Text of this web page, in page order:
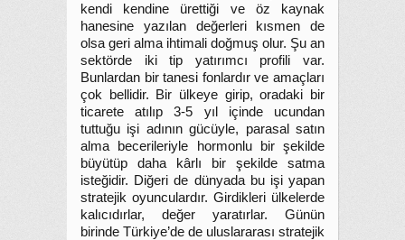
kendi kendine ürettiği ve öz kaynak
hanesine yazılan değerleri kısmen de
olsa geri alma ihtimali doğmuş olur. Şu an
sektörde iki tip yatırımcı profili var.
Bunlardan bir tanesi fonlardır ve amaçları
çok bellidir. Bir ülkeye girip, oradaki bir
ticarete atılıp 3-5 yıl içinde ucundan
tuttuğu işi adının gücüyle, parasal satın
alma becerileriyle hormonlu bir şekilde
büyütüp daha kârlı bir şekilde satma
isteğidir. Diğeri de dünyada bu işi yapan
stratejik oyunculardır. Girdikleri ülkelerde
kalıcıdırlar, değer yaratırlar. Günün
birinde Türkiye’de de uluslararası stratejik